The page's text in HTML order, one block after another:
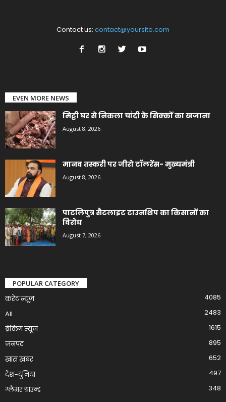
Contact us: contact@yoursite.com
EVEN MORE NEWS
मिट्टी घर से निकला चांदी के सिक्कों का खजाना
August 8, 2026
मानव तस्करी पर जीरो टॉलरेंस- मुख्यमंत्री
August 8, 2026
पाटलिपुत्र सैटलाइट टाउनशिप का किसानों का
विरोध
August 7, 2026
POPULAR CATEGORY
करेंट न्यूज़
4085
All
2483
ब्रेकिंग न्यूज
1615
जनपद
895
खास खबर
652
देश-दुनिया
497
ग्लैमर ग्राउन्ड
348